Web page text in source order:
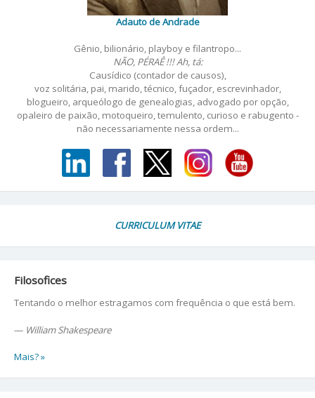
Adauto de Andrade
Gênio, bilionário, playboy e filantropo...
NÃO, PÉRAÊ !!! Ah, tá:
Causídico (contador de causos),
voz solitária, pai, marido, técnico, fuçador, escrevinhador,
blogueiro, arqueólogo de genealogias, advogado por opção,
opaleiro de paixão, motoqueiro, temulento, curioso e rabugento -
não necessariamente nessa ordem...
CURRICULUM VITAE
Filosofices
Tentando o melhor estragamos com frequência o que está bem.
— William Shakespeare
Mais? »